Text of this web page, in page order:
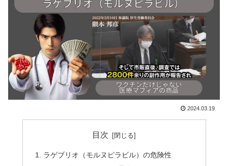
2024.03.19
目次
ラゲブリオ（モルヌピラビル）の危険性